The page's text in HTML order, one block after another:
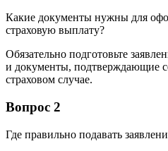
Какие документы нужны для
страховую выплату?
Обязательно подготовьте
и документы, подтверждающие
страховом случае.
Вопрос 2
Где правильно подавать